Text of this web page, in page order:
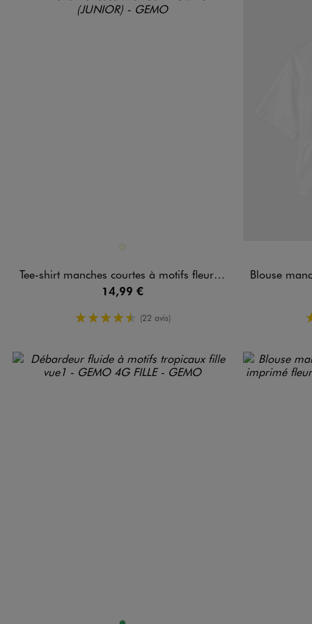
Tee-shirt manches courtes à motifs fleuris finitions froncées fille
14,99 €
4.5/5 de moyenne
(22 avis)
Blouse